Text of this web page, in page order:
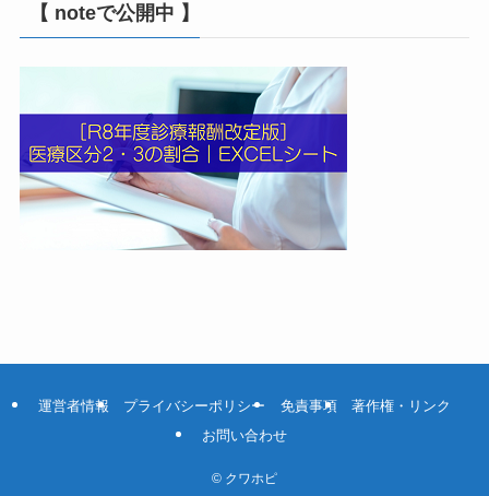
【 noteで公開中 】
運営者情報 プライバシーポリシー 免責事項
著作権・リンク
お問い合わせ
© クワホピ